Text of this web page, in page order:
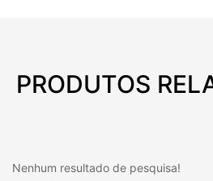
PRODUTOS
Nenhum resultado de pesquisa!